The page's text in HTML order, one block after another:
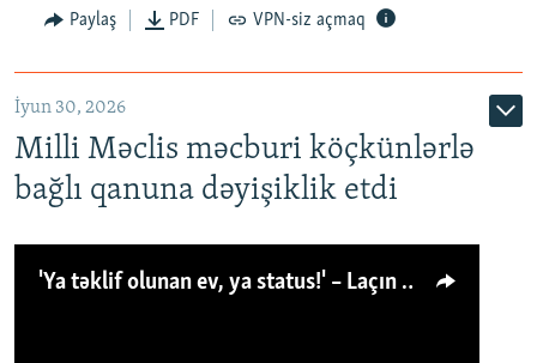
Paylaş PDF VPN-siz açmaq
İyun 30, 2026
Milli Məclis məcburi köçkünlərlə
bağlı qanuna dəyişiklik etdi
'Ya təklif olunan ev, ya status!' – Laçın köçkünü: 'Laçından başqa heç hara!'